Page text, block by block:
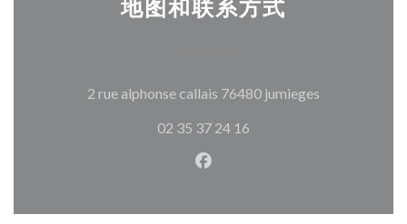
地图和联系方式
2 rue alphonse callais 76480 jumieges
02 35 37 24 16
Facebook ((在新窗口中打开